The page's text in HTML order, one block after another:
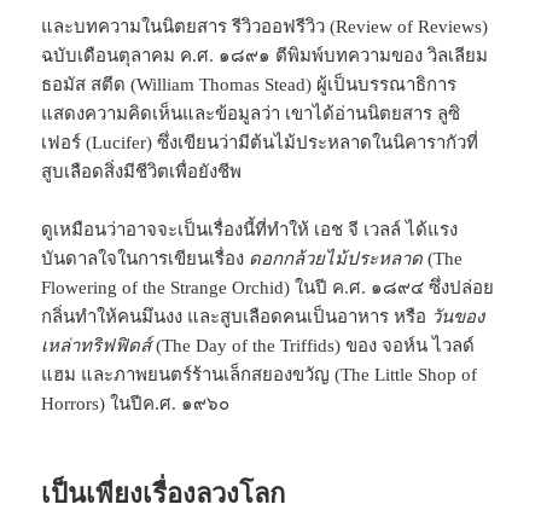
และบทความในนิตยสาร รีวิวออฟรีวิว (Review of Reviews)
ฉบับเดือนตุลาคม ค.ศ. ๑๘๙๑ ตีพิมพ์บทความของ วิลเลียม
ธอมัส สตีด (William Thomas Stead) ผู้เป็นบรรณาธิการ
แสดงความคิดเห็นและข้อมูลว่า เขาได้อ่านนิตยสาร ลูซิ
เฟอร์ (Lucifer) ซึ่งเขียนว่ามีต้นไม้ประหลาดในนิคารากัวที่
สูบเลือดสิ่งมีชีวิตเพื่อยังชีพ
ดูเหมือนว่าอาจจะเป็นเรื่องนี้ที่ทำให้ เอช จี เวลล์ ได้แรง
บันดาลใจในการเขียนเรื่อง ดอกกล้วยไม้ประหลาด (The
Flowering of the Strange Orchid) ในปี ค.ศ. ๑๘๙๔ ซึ่งปล่อย
กลิ่นทำให้คนมึนงง และสูบเลือดคนเป็นอาหาร หรือ วันของ
เหล่าทริฟฟิดส์(The Day of the Triffids) ของ จอห์น ไวลด์
แฮม และภาพยนตร์ร้านเล็กสยองขวัญ (The Little Shop of
Horrors) ในปีค.ศ. ๑๙๖๐
เป็นเพียงเรื่องลวงโลก